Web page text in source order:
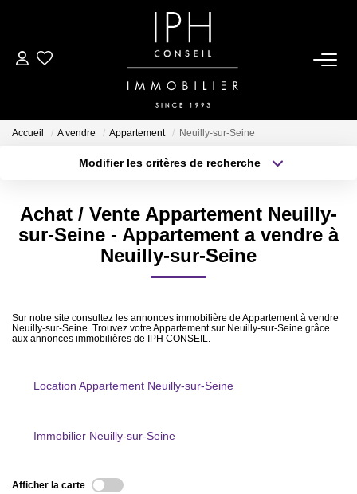
ESTIMER
ACHETER
BIENS VENDUS
À PROPOS
Accueil A vendre Appartement Neuilly-sur-Seine
Modifier les critères de recherche
Sélectionnez...
Type de bien
Surface min
Achat / Vente Appartement Neuilly-
sur-Seine - Appartement a vendre à
Neuilly-sur-Seine
Sur notre site consultez les annonces immobilière de Appartement à vendre
Neuilly-sur-Seine. Trouvez votre Appartement sur Neuilly-sur-Seine grâce
aux annonces immobilières de IPH CONSEIL.
Location Appartement Neuilly-sur-Seine
Immobilier Neuilly-sur-Seine
Afficher la carte